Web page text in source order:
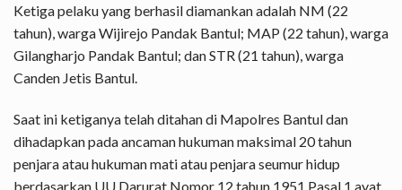
Ketiga pelaku yang berhasil diamankan adalah NM (22
tahun), warga Wijirejo Pandak Bantul; MAP (22 tahun), warga
Gilangharjo Pandak Bantul; dan STR (21 tahun), warga
Canden Jetis Bantul.
Saat ini ketiganya telah ditahan di Mapolres Bantul dan
dihadapkan pada ancaman hukuman maksimal 20 tahun
penjara atau hukuman mati atau penjara seumur hidup
berdasarkan UU Darurat Nomor 12 tahun 1951 Pasal 1 ayat